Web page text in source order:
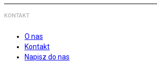
KONTAKT
O nas
Kontakt
Napisz do nas